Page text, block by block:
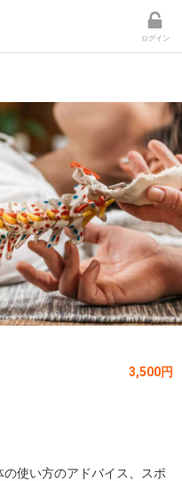
ログイン
3,500円
使い方のアドバイス、スポ